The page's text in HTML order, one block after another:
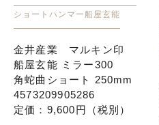
ショートハンマー船屋玄能
金井産業 マルキン印
船屋玄能 ミラー300
角蛇曲ショート 250mm
4573209905286
定価：9,600円（税別）